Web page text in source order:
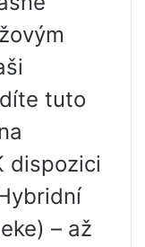
tuto
dispozici
– až